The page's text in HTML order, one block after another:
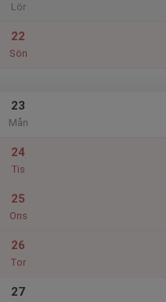
Lör
22
Sön
23
Mån
24
Tis
25
Ons
26
Tor
27